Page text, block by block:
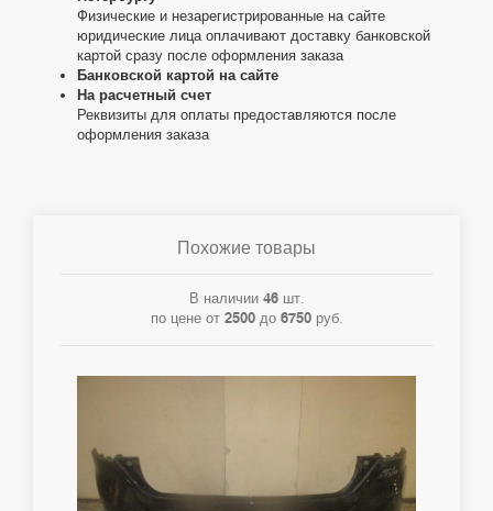
Физические и незарегистрированные на сайте
юридические лица оплачивают доставку банковской
картой сразу после оформления заказа
Банковской картой на сайте
На расчетный счет
Реквизиты для оплаты предоставляются после
оформления заказа
Похожие товары
В наличии 46шт.
по цене от 2500до 6750руб.